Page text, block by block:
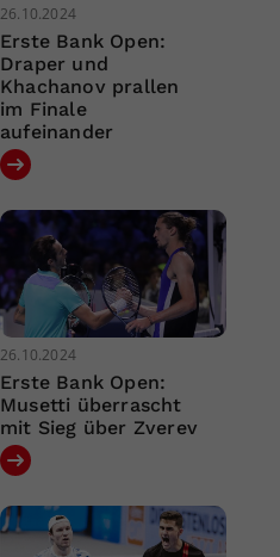
26.10.2024
Erste Bank Open:
Draper und
Khachanov prallen
im Finale
aufeinander
26.10.2024
Erste Bank Open:
Musetti überrascht
mit Sieg über Zverev